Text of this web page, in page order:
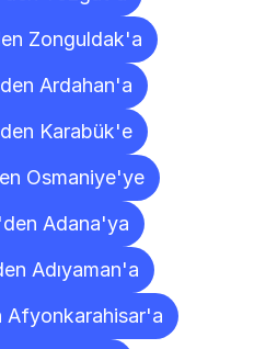
Zonguldak'a
Ardahan'a
Karabük'e
Osmaniye'ye
Adana'ya
Adıyaman'a
Afyonkarahisar'a